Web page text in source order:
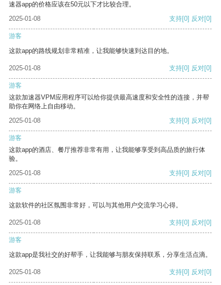
速器app的价格应该在50元以下才比较合理。
2025-01-08
支持[0] 反对[0]
游客
这款app的路线规划非常精准，让我能够快速到达目的地。
2025-01-08 支持[0] 反对[0]
游客
这款加速器VPM应用程序可以给你提供最高速度和安全性的连接，并帮
助你在网络上自由移动。
2025-01-08
支持[0] 反对[0]
游客
这款app的酒店、餐厅推荐非常有用，让我能够享受到高品质的旅行体
验。
2025-01-08
支持[0] 反对[0]
游客
这款软件的社区氛围非常好，可以与其他用户交流学习心得。
2025-01-08 支持[0] 反对[0]
游客
这款app是我社交的好帮手，让我能够与朋友保持联系，分享生活点滴。
2025-01-08 支持[0] 反对[0]